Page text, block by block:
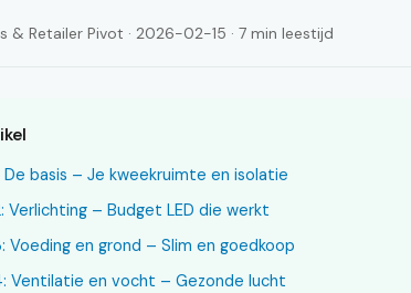
& Retailer Pivot · 2026-02-15 · 7 min leestijd
De basis – Je kweekruimte en isolatie
Verlichting – Budget LED die werkt
Voeding en grond – Slim en goedkoop
Ventilatie en vocht – Gezonde lucht